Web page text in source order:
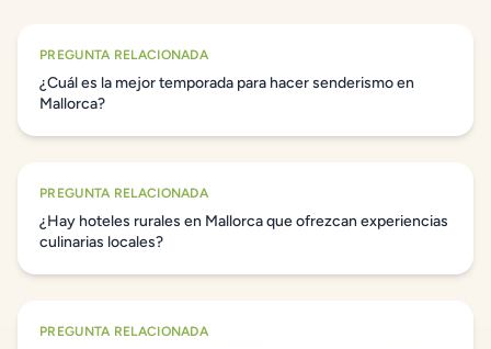
PREGUNTA RELACIONADA
¿Cuál es la mejor temporada para hacer senderismo en
Mallorca?
PREGUNTA RELACIONADA
¿Hay hoteles rurales en Mallorca que ofrezcan experiencias
culinarias locales?
PREGUNTA RELACIONADA